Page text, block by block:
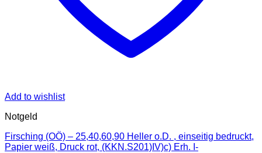
Add to wishlist
Notgeld
Firsching (OÖ) – 25,40,60,90 Heller o.D. , einseitig bedruckt,
Papier weiß, Druck rot, (KKN.S201)IV)c) Erh. I-